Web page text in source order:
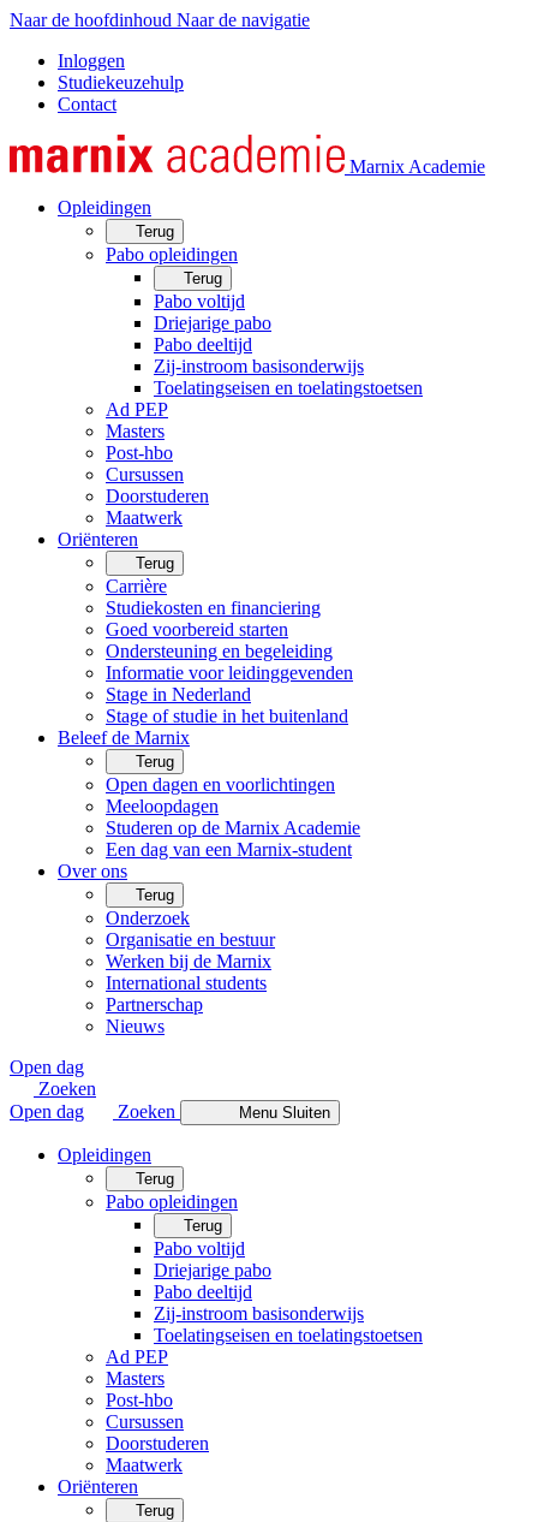
Naar de hoofdinhoud Naar de navigatie
Inloggen
Studiekeuzehulp
Contact
Marnix Academie
Opleidingen
Terug
Pabo opleidingen
Terug
Pabo voltijd
Driejarige pabo
Pabo deeltijd
Zij-instroom basisonderwijs
Toelatingseisen en toelatingstoetsen
Ad PEP
Masters
Post-hbo
Cursussen
Doorstuderen
Maatwerk
Oriënteren
Terug
Carrière
Studiekosten en financiering
Goed voorbereid starten
Ondersteuning en begeleiding
Informatie voor leidinggevenden
Stage in Nederland
Stage of studie in het buitenland
Beleef de Marnix
Terug
Open dagen en voorlichtingen
Meeloopdagen
Studeren op de Marnix Academie
Een dag van een Marnix-student
Over ons
Terug
Onderzoek
Organisatie en bestuur
Werken bij de Marnix
International students
Partnerschap
Nieuws
Open dag
Zoeken
Open dag
Zoeken Menu Sluiten
Opleidingen
Terug
Pabo opleidingen
Terug
Pabo voltijd
Driejarige pabo
Pabo deeltijd
Zij-instroom basisonderwijs
Toelatingseisen en toelatingstoetsen
Ad PEP
Masters
Post-hbo
Cursussen
Doorstuderen
Maatwerk
Oriënteren
Terug